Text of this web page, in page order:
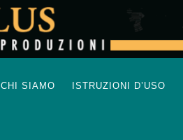
CHI SIAMO ISTRUZIONI D’USO